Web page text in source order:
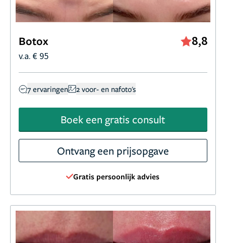
Botox 8,8
v.a. € 95
7 ervaringen 2 voor- en nafoto's
Boek een gratis consult
Ontvang een prijsopgave
Gratis persoonlijk advies